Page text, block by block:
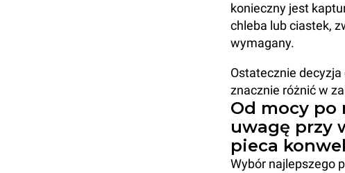
konieczny jest
chleba lub ciastek,
wymagany.
Ostatecznie
znacznie różnić w
Od mocy po
uwagę przy
pieca
Wybór najlepszego